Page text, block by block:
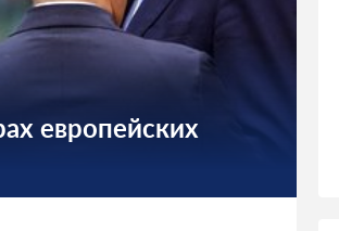
европейских